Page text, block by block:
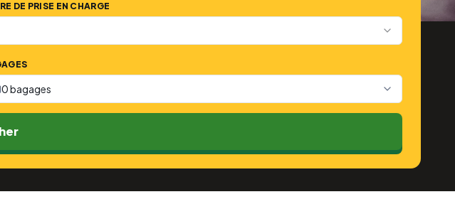
DE PRISE EN CHARGE
0 bagages